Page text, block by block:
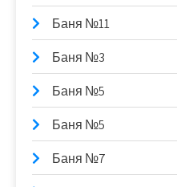
Баня №11
Баня №3
Баня №5
Баня №5
Баня №7